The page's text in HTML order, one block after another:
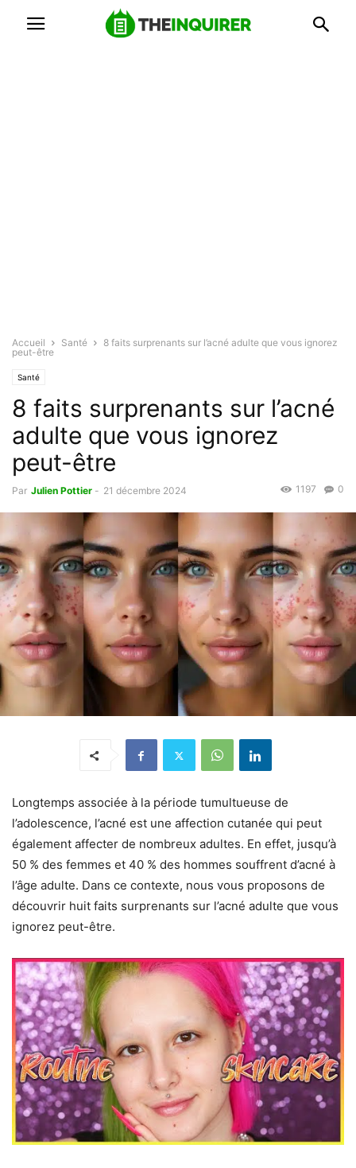
Accueil Santé
8 faits surprenants sur l’acné adulte que vous ignorez
peut-être
Santé
8 faits surprenants sur l’acné
adulte que vous ignorez
peut-être
Par Julien Pottier - 21 décembre 2024 0
1197
Longtemps associée à la période tumultueuse de
l’adolescence, l’acné est une affection cutanée qui peut
également affecter de nombreux adultes. En effet, jusqu’à
50 % des femmes et 40 % des hommes souffrent d’acné à
l’âge adulte. Dans ce contexte, nous vous proposons de
découvrir huit faits surprenants sur l’acné adulte que vous
ignorez peut-être.